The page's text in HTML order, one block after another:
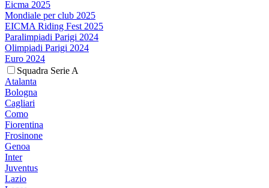
Eicma 2025
Mondiale per club 2025
EICMA Riding Fest 2025
Paralimpiadi Parigi 2024
Olimpiadi Parigi 2024
Euro 2024
Squadra Serie A
Atalanta
Bologna
Cagliari
Como
Fiorentina
Frosinone
Genoa
Inter
Juventus
Lazio